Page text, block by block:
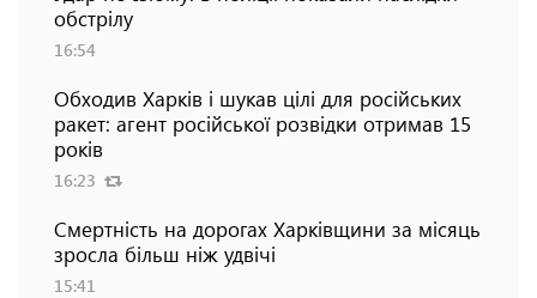
обстрілу
16:54
Обходив Харків і шукав цілі для російських
ракет: агент російської розвідки отримав 15
років
16:23
Смертність на дорогах Харківщини за місяць
зросла більш ніж удвічі
15:41